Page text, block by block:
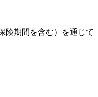
険期間を含む）を通じて